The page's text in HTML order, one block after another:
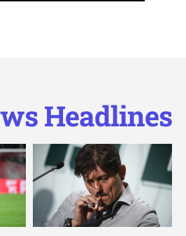
Headlines